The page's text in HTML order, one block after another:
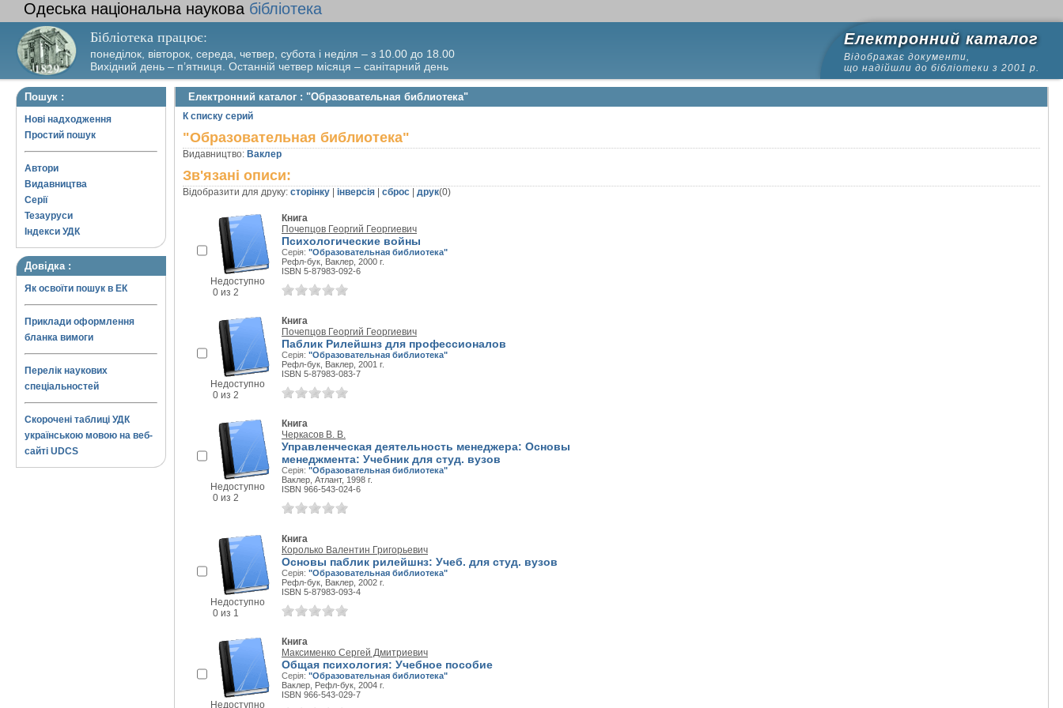
Одеська національна наукова бібліотека
Бібліотека працює:
понеділок, вівторок, середа, четвер, субота і неділя – з 10.00 до 18.00
Вихідний день – п’ятниця. Останній четвер місяця – санітарний день
Електронний каталог
Відображає документи,
що надійшли до бібліотеки з 2001 р.
Пошук :
Нові надходження
Простий пошук
Автори
Видавництва
Серії
Тезауруси
Індекси УДК
Довідка :
Як освоїти пошук в ЕК
Приклади оформлення
бланка вимоги
Перелік наукових
спеціальностей
Скорочені таблиці УДК
українською мовою на веб-
сайті UDCS
Електронний каталог : "Образовательная библиотека"
К списку серий
"Образовательная библиотека"
Видавництво: Ваклер
Зв'язані описи:
Відобразити для друку: сторінку інверсія сброс друк(0)
Недоступно
0 из 2
Книга
Почепцов Георгий Георгиевич
Психологические войны
Серія: "Образовательная библиотека"
Рефл-бук, Ваклер, 2000 г.
ISBN 5-87983-092-6
Недоступно
0 из 2
Книга
Почепцов Георгий Георгиевич
Паблик Рилейшнз для профессионалов
Серія: "Образовательная библиотека"
Рефл-бук, Ваклер, 2001 г.
ISBN 5-87983-083-7
Недоступно
0 из 2
Книга
Черкасов В. В.
Управленческая деятельность менеджера: Основы
менеджмента: Учебник для студ. вузов
Серія: "Образовательная библиотека"
Ваклер, Атлант, 1998 г.
ISBN 966-543-024-6
Недоступно
0 из 1
Книга
Королько Валентин Григорьевич
Основы паблик рилейшнз: Учеб. для студ. вузов
Серія: "Образовательная библиотека"
Рефл-бук, Ваклер, 2002 г.
ISBN 5-87983-093-4
Недоступно
Книга
Максименко Сергей Дмитриевич
Общая психология: Учебное пособие
Серія: "Образовательная библиотека"
Ваклер, Рефл-бук, 2004 г.
ISBN 966-543-029-7